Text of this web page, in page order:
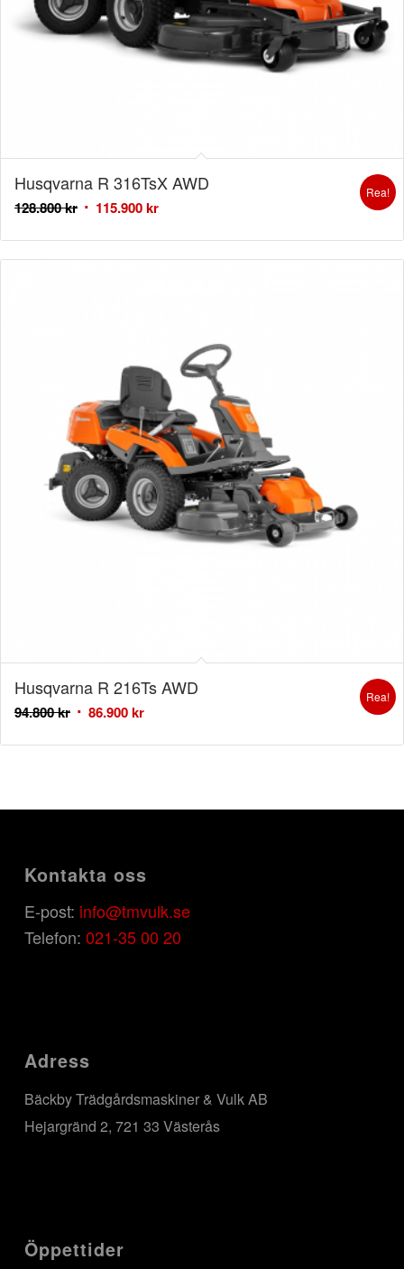
Husqvarna R 316TsX AWD
128.800kr 115.900kr
Rea!
Husqvarna R 216Ts AWD
94.800kr 86.900kr
Rea!
Kontakta oss
E-post: info@tmvulk.se
Telefon: 021-35 00 20
Adress
Bäckby Trädgårdsmaskiner & Vulk AB
Hejargränd 2, 721 33 Västerås
Öppettider